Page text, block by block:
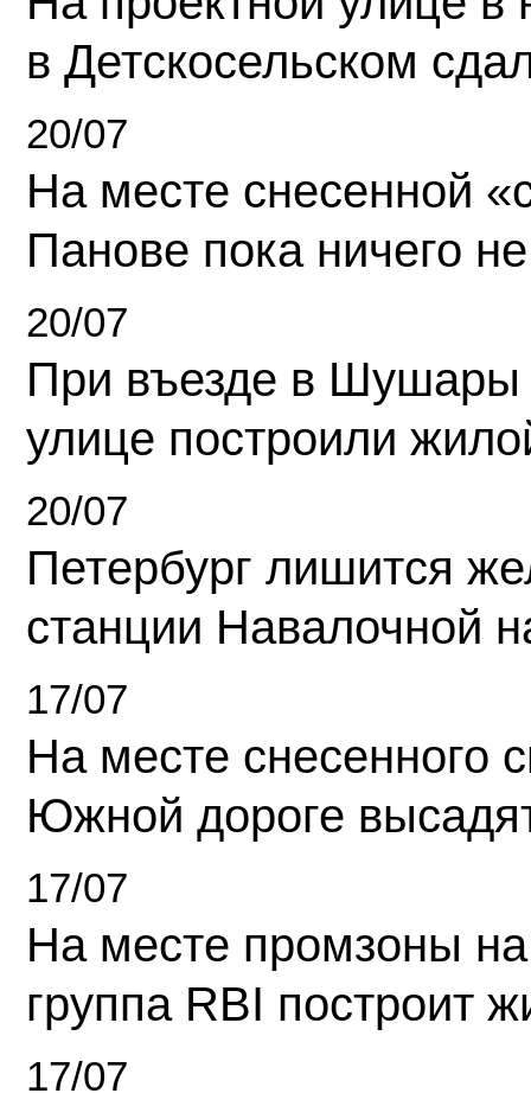
в Детскосельском
20/07
На месте снесенной
Панове пока ничего
20/07
При въезде в Шушары
улице построили
20/07
Петербург лишится
станции Навалочной
17/07
На месте снесенного
Южной дороге
17/07
На месте промзоны
группа RBI построит
17/07